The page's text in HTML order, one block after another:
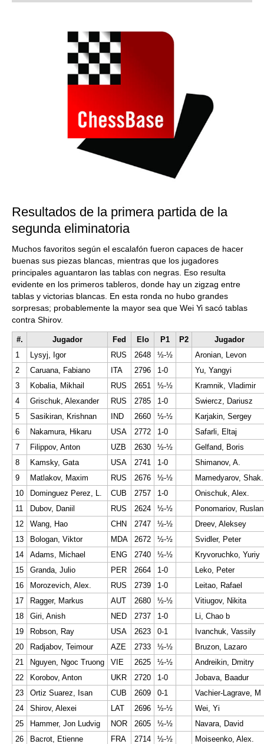
train more efficiently, intelligently and with a
Resultados de la primera partida de la
segunda eliminatoria
Muchos favoritos según el escalafón fueron capaces de hacer
buenas sus piezas blancas, mientras que los jugadores
principales aguantaron las tablas con negras. Eso resulta
evidente en los primeros tableros, donde hay un zigzag entre
tablas y victorias blancas. En esta ronda no hubo grandes
sorpresas; probablemente la mayor sea que Wei Yi sacó tablas
contra Shirov.
#. Jugador Fed Elo P1 P2
Jugador
1
Lysyj, Igor RUS 2648 ½-½
Aronian, Levon
2
Caruana, Fabiano ITA 2796 1-0
Yu, Yangyi
3
Kobalia, Mikhail RUS 2651 ½-½
Kramnik, Vladimir
4
Grischuk, Alexander RUS 2785 1-0
Swiercz, Dariusz
5
Sasikiran, Krishnan IND 2660 ½-½
Karjakin, Sergey
6
Nakamura, Hikaru USA 2772 1-0
Safarli, Eltaj
7
Filippov, Anton UZB 2630 ½-½
Gelfand, Boris
8
Kamsky, Gata USA 2741 1-0
Shimanov, A.
9
Matlakov, Maxim RUS 2676 ½-½
Mamedyarov, Shak.
10
Dominguez Perez, L. CUB 2757 1-0
Onischuk, Alex.
11
Dubov, Daniil RUS 2624 ½-½
Ponomariov, Ruslan
12
Wang, Hao CHN 2747 ½-½
Dreev, Aleksey
13
Bologan, Viktor MDA 2672 ½-½
Svidler, Peter
14
Adams, Michael ENG 2740 ½-½
Kryvoruchko, Yuriy
15
Granda, Julio PER 2664 1-0
Leko, Peter
16
Morozevich, Alex. RUS 2739 1-0
Leitao, Rafael
17
Ragger, Markus AUT 2680 ½-½
Vitiugov, Nikita
18
Giri, Anish NED 2737 1-0
Li, Chao b
19
Robson, Ray USA 2623 0-1
Ivanchuk, Vassily
20
Radjabov, Teimour AZE 2733 ½-½
Bruzon, Lazaro
21
Nguyen, Ngoc Truong VIE 2625 ½-½
Andreikin, Dmitry
22
Korobov, Anton UKR 2720 1-0
Jobava, Baadur
23
Ortiz Suarez, Isan CUB 2609 0-1
Vachier-Lagrave, M
24
Shirov, Alexei LAT 2696 ½-½
Wei, Yi
25
Hammer, Jon Ludvig NOR 2605 ½-½
Navara, David
26
Bacrot, Etienne FRA 2714 ½-½
Moiseenko, Alex.